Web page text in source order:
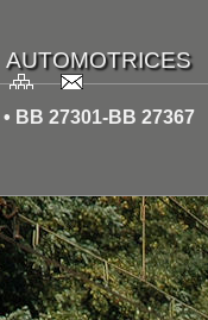
• BB 27301-BB 27367